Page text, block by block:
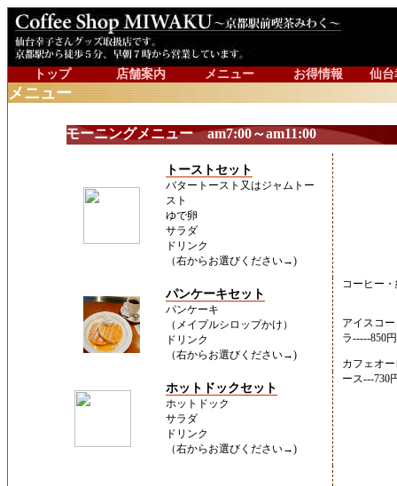
トップ 店舗案内 メニュー お得情報 仙台
メニュー
モーニングメニュー am7:00～am11:00
トーストセット
バタートースト又はジャムトー
スト
ゆで卵
サラダ
ドリンク
（右からお選びください→)
コーヒー
アイスコ
ラ-----850
カフェオ
ース---730
パンケーキセット
パンケーキ
（メイプルシロップかけ）
ドリンク
（右からお選びください→)
ホットドックセット
ホットドック
サラダ
ドリンク
（右からお選びください→)